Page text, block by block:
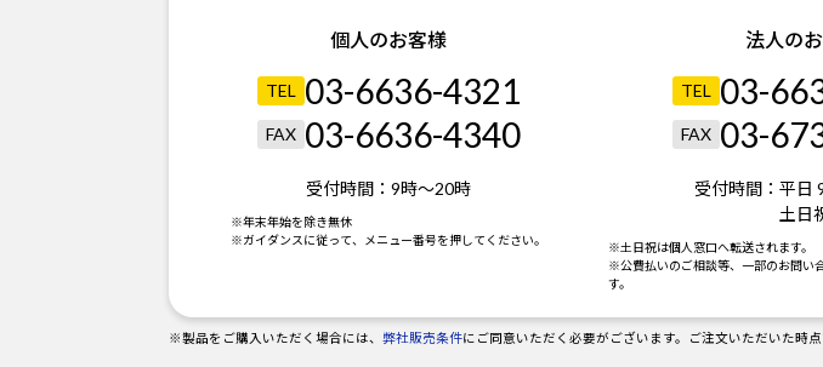
個人のお客様
TEL 03-6636-4321
FAX 03-6636-4340
受付時間：9時～20時
※年末年始を除き無休
※ガイダンスに従って、メニュー番号を押してください。
法人の
TEL 03-
FAX 03-
受付時間： 平日
土日
※土日祝は個人窓口へ転送されます。
※公費払いのご相談等、一部のお問い
す。
※製品をご購入いただく場合には、弊社販売条件にご同意いただく必要がございます。ご注文いただいた時